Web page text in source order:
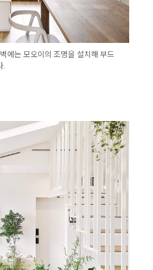
에는 모오이의 조명을 설치해 부드
.